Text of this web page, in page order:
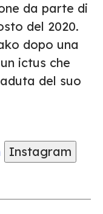
da parte di
del 2020.
dopo una
ictus che
del suo
Instagram